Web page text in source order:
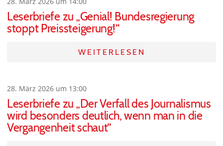
Leserbriefe zu „Genial! Bundesregierung
stoppt Preissteigerung!“
WEITERLESEN
28. März 2026 um 13:00
Leserbriefe zu „Der Verfall des Journalismus
wird besonders deutlich, wenn man in die
Vergangenheit schaut“